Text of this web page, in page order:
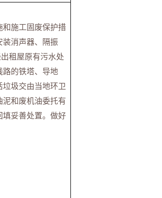
施工固废保护措
消声器、隔振
租屋原有污水处
的铁塔、导地
圾交由当地环卫
和废机油委托有
妥善处置。做好